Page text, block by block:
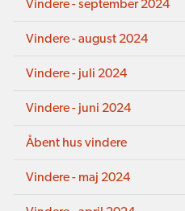
Vindere - september 2024
Vindere - august 2024
Vindere - juli 2024
Vindere - juni 2024
Åbent hus vindere
Vindere - maj 2024